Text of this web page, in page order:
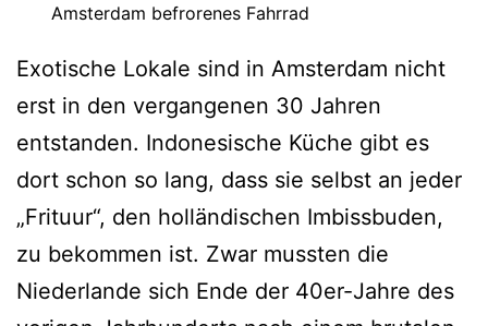
Amsterdam befrorenes Fahrrad
Exotische Lokale sind in Amsterdam nicht
erst in den vergangenen 30 Jahren
entstanden. Indonesische Küche gibt es
dort schon so lang, dass sie selbst an jeder
„Frituur“, den holländischen Imbissbuden,
zu bekommen ist. Zwar mussten die
Niederlande sich Ende der 40er-Jahre des